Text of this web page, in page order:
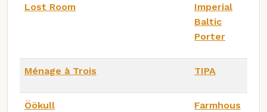
Lost Room
Imperial
Baltic
Porter
Ménage à Trois TIPA
Öökull
Farmhous